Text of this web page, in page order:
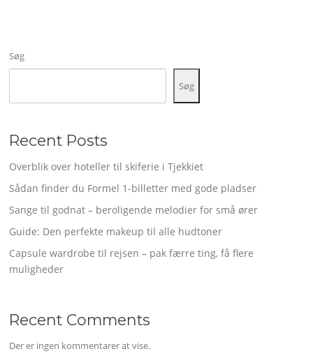
Søg
Søg
Recent Posts
Overblik over hoteller til skiferie i Tjekkiet
Sådan finder du Formel 1-billetter med gode pladser
Sange til godnat – beroligende melodier for små ører
Guide: Den perfekte makeup til alle hudtoner
Capsule wardrobe til rejsen – pak færre ting, få flere
muligheder
Recent Comments
Der er ingen kommentarer at vise.